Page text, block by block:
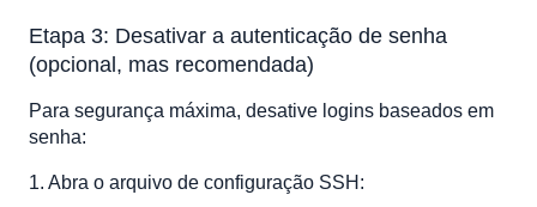
Etapa 3: Desativar a autenticação de senha
(opcional, mas recomendada)
Para segurança máxima, desative logins baseados em
senha:
1. Abra o arquivo de configuração SSH: